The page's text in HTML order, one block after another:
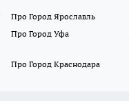
Про Город Ярославль
Про Город Уфа
Про Город Краснодара